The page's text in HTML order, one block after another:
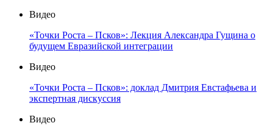
Видео
«Точки Роста – Псков»: Лекция Александра Гущина о
будущем Евразийской интеграции
Видео
«Точки Роста – Псков»: доклад Дмитрия Евстафьева и
экспертная дискуссия
Видео